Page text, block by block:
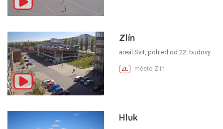
Zlín
areál Svit, pohled od 22. budovy
ZL město Zlín
Hluk